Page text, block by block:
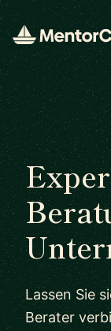
Lassen Sie
Berater